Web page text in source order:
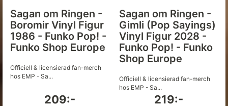
Sagan om Ringen -
Boromir Vinyl Figur
1986 - Funko Pop! -
Funko Shop Europe
Officiell & licensierad fan-merch
hos EMP - Sa...
209:-
Sagan om Ringen -
Gimli (Pop Sayings)
Vinyl Figur 2028 -
Funko Pop! - Funko
Shop Europe
Officiell & licensierad fan-merch
hos EMP - Sa...
219:-